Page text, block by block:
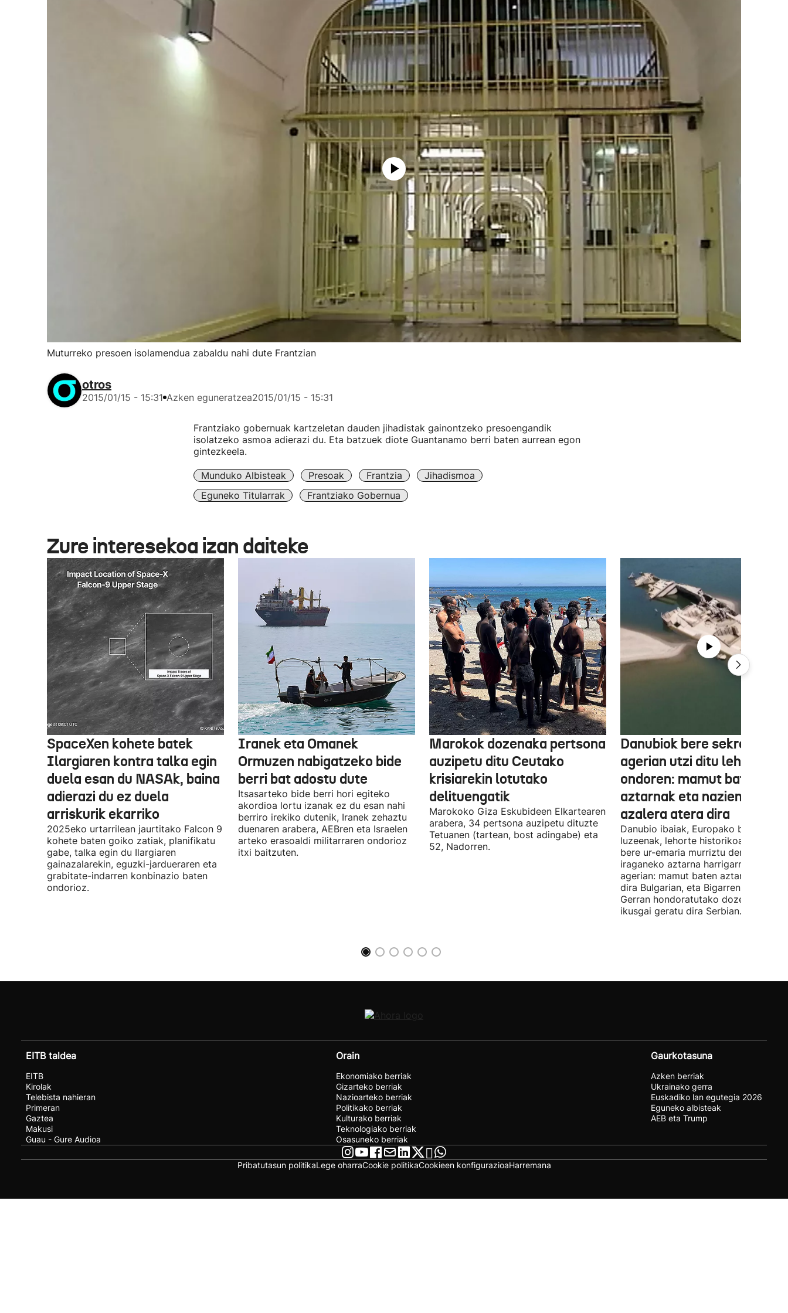
Muturreko presoen isolamendua zabaldu nahi dute Frantzian
otros
2015/01/15 - 15:31 Azken eguneratzea2015/01/15 - 15:31
Frantziako gobernuak kartzeletan dauden jihadistak gainontzeko presoengandik
isolatzeko asmoa adierazi du. Eta batzuek diote Guantanamo berri baten aurrean egon
gintezkeela.
Munduko Albisteak Presoak Frantzia
Jihadismoa
Eguneko Titularrak
Frantziako Gobernua
Zure interesekoa izan daiteke
SpaceXen kohete batek
Ilargiaren kontra talka egin
duela esan du NASAk, baina
adierazi du ez duela
arriskurik ekarriko
2025eko urtarrilean jaurtitako Falcon 9
kohete baten goiko zatiak, planifikatu
gabe, talka egin du Ilargiaren
gainazalarekin, eguzki-jardueraren eta
grabitate-indarren konbinazio baten
ondorioz.
Iranek eta Omanek
Ormuzen nabigatzeko bide
berri bat adostu dute
Itsasarteko bide berri hori egiteko
akordioa lortu izanak ez du esan nahi
berriro irekiko dutenik, Iranek zehaztu
duenaren arabera, AEBren eta Israelen
arteko erasoaldi militarraren ondorioz
itxi baitzuten.
Marokok dozenaka pertsona
auzipetu ditu Ceutako
krisiarekin lotutako
delituengatik
Marokoko Giza Eskubideen Elkartearen
arabera, 34 pertsona auzipetu dituzte
Tetuanen (tartean, bost adingabe) eta
52, Nadorren.
Danubiok bere sekretuak
agerian utzi ditu
ondoren: mamut baten
aztarnak eta nazien
azalera atera dira
Danubio ibaiak, Europako bigarren
luzeenak, lehorte historikoa bizi du,
bere ur-emaria murriztu denez,
iraganeko aztarna harrigarriak utzi
agerian: mamut baten aztarnak
dira Bulgarian, eta Bigarren Mundu
Gerran hondoratutako dozenaka
ikusgai geratu dira Serbian.
EITB taldea
EITB
Kirolak
Telebista nahieran
Primeran
Gaztea
Makusi
Guau - Gure Audioa
Orain
Ekonomiako berriak
Gizarteko berriak
Nazioarteko berriak
Politikako berriak
Kulturako berriak
Teknologiako berriak
Osasuneko berriak
Gaurkotasuna
Azken berriak
Ukrainako gerra
Euskadiko lan egutegia 2026
Eguneko albisteak
AEB eta Trump
Pribatutasun politikaLege oharraCookie politikaCookieen konfigurazioaHarremana